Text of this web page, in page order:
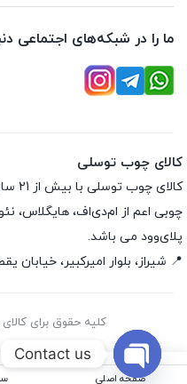
ما را در شبکه‌های اجتماعی
کالای چوب توسلی
چوبی اعم از ام‌دی‌اف، هایگلاس،
پلای‌وود می باشد.
📍 شیراز، بلوار امیرکبیر، خیابان
کلیه حقوق برای
صفحه اصلی
Contact us